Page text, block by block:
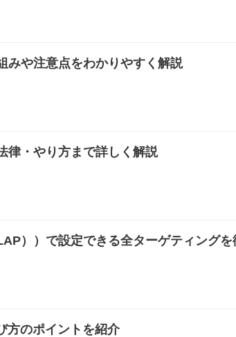
みや注意点をわかりやすく解説
律・やり方まで詳しく解説
））で設定できる全ターゲティングを
方のポイントを紹介